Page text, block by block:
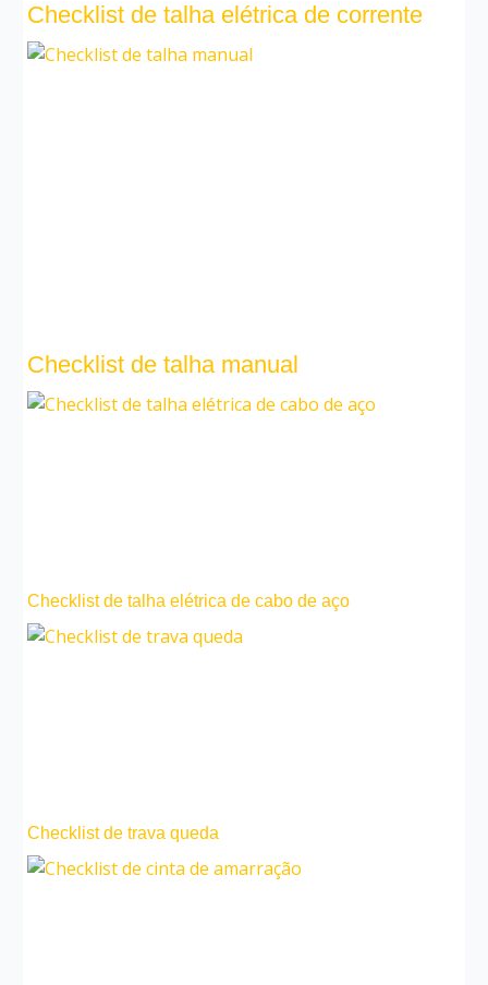
Checklist de talha elétrica de corrente
Checklist de talha manual
Checklist de talha elétrica de cabo de aço
Checklist de trava queda